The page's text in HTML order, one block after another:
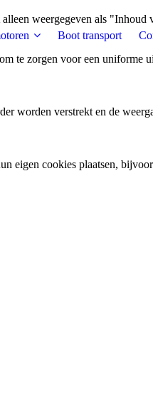
Boot transport
weergegeven als "Inhoud
te zorgen voor een uniforme
worden verstrekt en de
eigen cookies plaatsen,